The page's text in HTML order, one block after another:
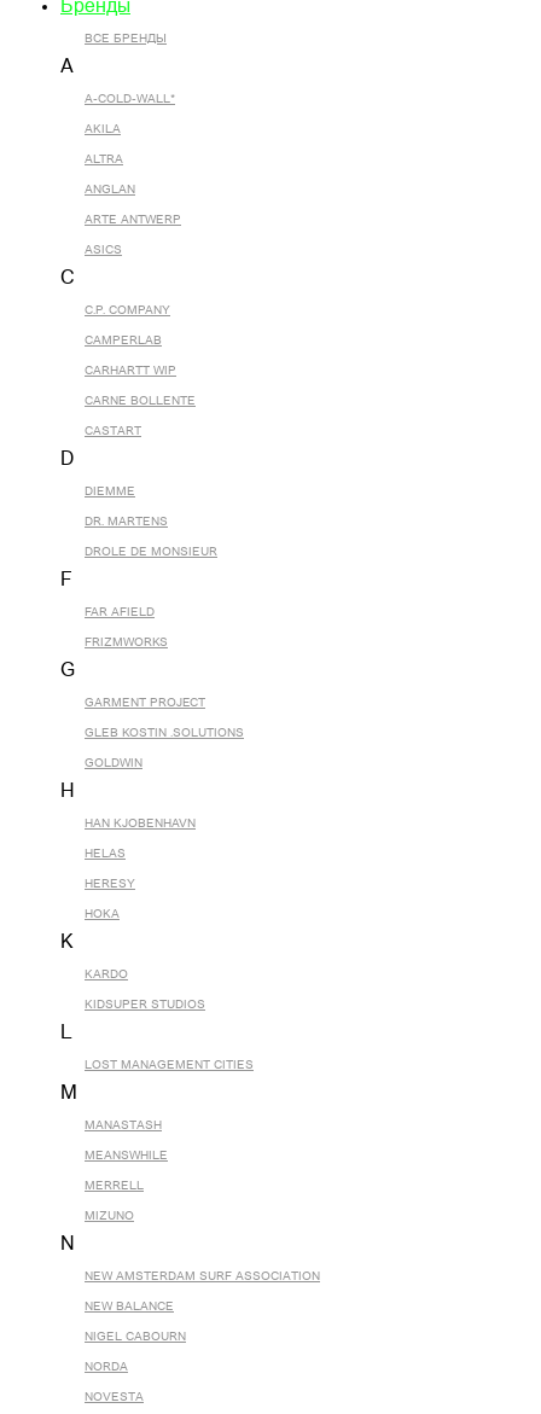
Бренды
ВСЕ БРЕНДЫ
A
A-COLD-WALL*
AKILA
ALTRA
ANGLAN
ARTE ANTWERP
ASICS
C
C.P. COMPANY
CAMPERLAB
CARHARTT WIP
CARNE BOLLENTE
CASTART
D
DIEMME
DR. MARTENS
DROLE DE MONSIEUR
F
FAR AFIELD
FRIZMWORKS
G
GARMENT PROJECT
GLEB KOSTIN .SOLUTIONS
GOLDWIN
H
HAN KJOBENHAVN
HELAS
HERESY
HOKA
K
KARDO
KIDSUPER STUDIOS
L
LOST MANAGEMENT CITIES
M
MANASTASH
MEANSWHILE
MERRELL
MIZUNO
N
NEW AMSTERDAM SURF ASSOCIATION
NEW BALANCE
NIGEL CABOURN
NORDA
NOVESTA